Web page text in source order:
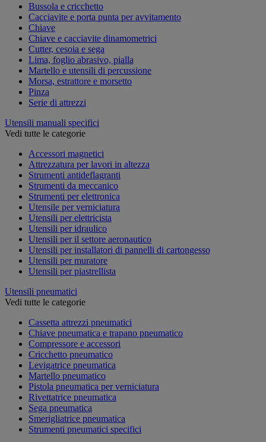
Bussola e cricchetto
Cacciavite e porta punta per avvitamento
Chiave
Chiave e cacciavite dinamometrici
Cutter, cesoia e sega
Lima, foglio abrasivo, pialla
Martello e utensili di percussione
Morsa, estrattore e morsetto
Pinza
Serie di attrezzi
Utensili manuali specifici
Vedi tutte le categorie
Accessori magnetici
Attrezzatura per lavori in altezza
Strumenti antideflagranti
Strumenti da meccanico
Strumenti per elettronica
Utensile per verniciatura
Utensili per elettricista
Utensili per idraulico
Utensili per il settore aeronautico
Utensili per installatori di pannelli di cartongesso
Utensili per muratore
Utensili per piastrellista
Utensili pneumatici
Vedi tutte le categorie
Cassetta attrezzi pneumatici
Chiave pneumatica e trapano pneumatico
Compressore e accessori
Cricchetto pneumatico
Levigatrice pneumatica
Martello pneumatico
Pistola pneumatica per verniciatura
Rivettatrice pneumatica
Sega pneumatica
Smerigliatrice pneumatica
Strumenti pneumatici specifici